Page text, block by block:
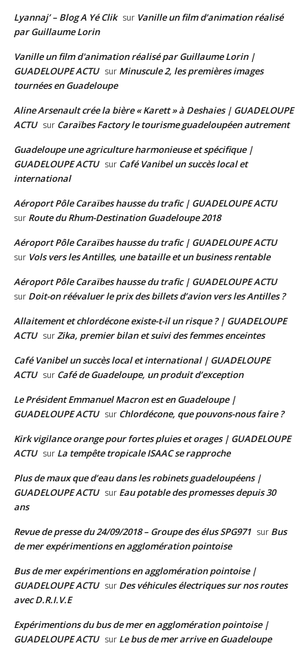
Lyannaj’ – Blog A Yé Clik sur Vanille un film d’animation réalisé
par Guillaume Lorin
Vanille un film d'animation réalisé par Guillaume Lorin |
GUADELOUPE ACTU sur Minuscule 2, les premières images
tournées en Guadeloupe
Aline Arsenault crée la bière « Karett » à Deshaies | GUADELOUPE
ACTU sur Caraïbes Factory le tourisme guadeloupéen autrement
Guadeloupe une agriculture harmonieuse et spécifique |
GUADELOUPE ACTU sur Café Vanibel un succès local et
international
Aéroport Pôle Caraïbes hausse du trafic | GUADELOUPE ACTU
sur Route du Rhum-Destination Guadeloupe 2018
Aéroport Pôle Caraïbes hausse du trafic | GUADELOUPE ACTU
sur Vols vers les Antilles, une bataille et un business rentable
Aéroport Pôle Caraïbes hausse du trafic | GUADELOUPE ACTU
sur Doit-on réévaluer le prix des billets d’avion vers les Antilles ?
Allaitement et chlordécone existe-t-il un risque ? | GUADELOUPE
ACTU surZika, premier bilan et suivi des femmes enceintes
Café Vanibel un succès local et international | GUADELOUPE
ACTU sur Café de Guadeloupe, un produit d’exception
Le Président Emmanuel Macron est en Guadeloupe |
GUADELOUPE ACTU sur Chlordécone, que pouvons-nous faire ?
Kirk vigilance orange pour fortes pluies et orages | GUADELOUPE
ACTU sur La tempête tropicale ISAAC se rapproche
Plus de maux que d’eau dans les robinets guadeloupéens |
GUADELOUPE ACTU sur Eau potable des promesses depuis 30
ans
Revue de presse du 24/09/2018 – Groupe des élus SPG971 sur Bus
de mer expérimentions en agglomération pointoise
Bus de mer expérimentions en agglomération pointoise |
GUADELOUPE ACTU sur Des véhicules électriques sur nos routes
avec D.R.I.V.E
Expérimentions du bus de mer en agglomération pointoise |
GUADELOUPE ACTU sur Le bus de mer arrive en Guadeloupe